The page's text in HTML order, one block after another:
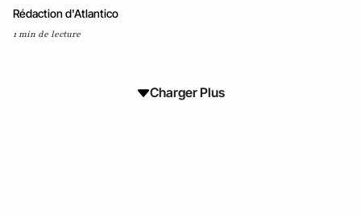
Rédaction d'Atlantico
1 min de lecture
Charger Plus